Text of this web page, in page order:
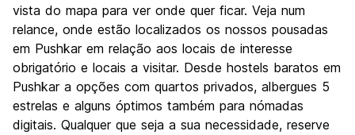
vista do mapa para ver onde quer ficar. Veja num
relance, onde estão localizados os nossos pousadas
em Pushkar em relação aos locais de interesse
obrigatório e locais a visitar. Desde hostels baratos em
Pushkar a opções com quartos privados, albergues 5
estrelas e alguns óptimos também para nómadas
digitais. Qualquer que seja a sua necessidade, reserve